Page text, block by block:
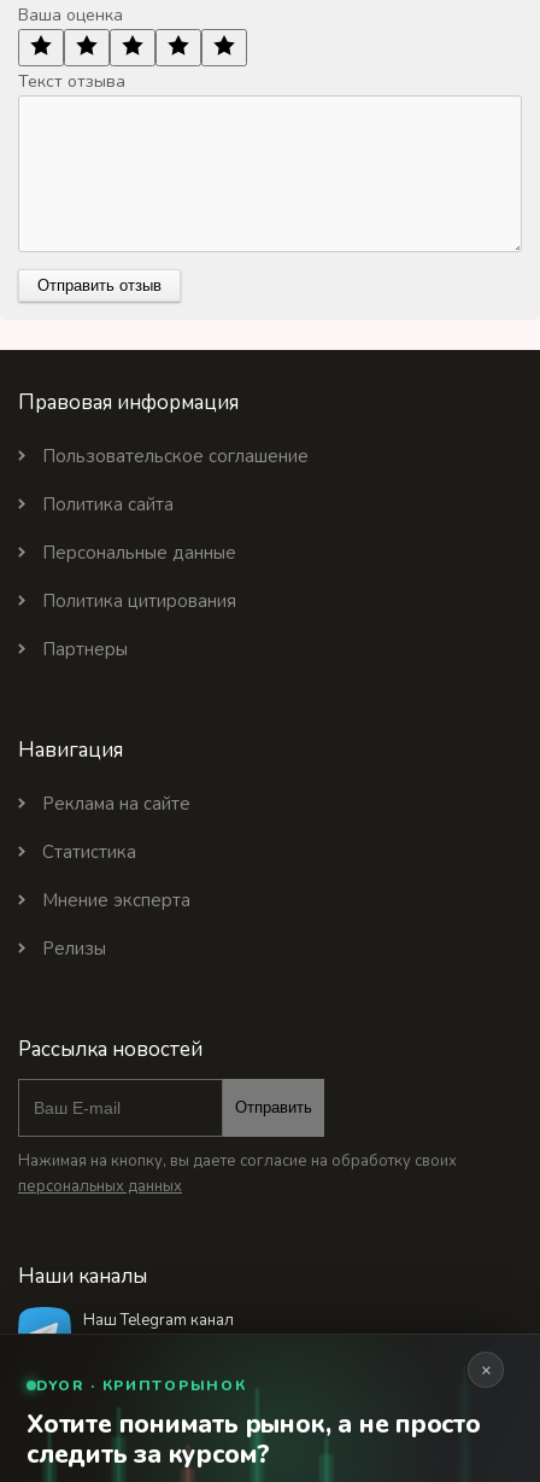
Ваша оценка
Текст отзыва
Правовая информация
Пользовательское соглашение
Политика сайта
Персональные данные
Политика цитирования
Партнеры
Навигация
Реклама на сайте
Статистика
Мнение эксперта
Релизы
Рассылка новостей
Отправить
Нажимая на кнопку, вы даете согласие на обработку своих
персональных данных
Наши каналы
Наш Telegram канал
18+
© 2026 Финансовый интернет-портал «Банки
Сегодня». Используя сайт BanksToday.net вы
×
DYOR · КРИПТОРЫНОК
Хотите понимать рынок, а не просто
следить за курсом?